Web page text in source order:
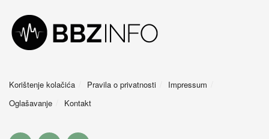
Korištenje kolačića Pravila o privatnosti
Impressum
Oglašavanje
Kontakt